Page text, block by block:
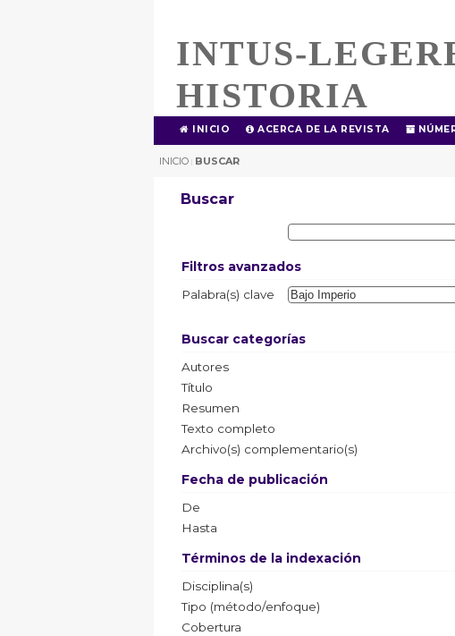
INTUS-
HISTORIA
INICIO ACERCA DE LA REVISTA
INICIO | BUSCAR
Buscar
Filtros avanzados
Palabra(s) clave
Buscar categorías
Autores
Título
Resumen
Texto completo
Archivo(s) complementario(s)
Fecha de publicación
De
Hasta
Términos de la indexación
Disciplina(s)
Tipo (método/enfoque)
Cobertura